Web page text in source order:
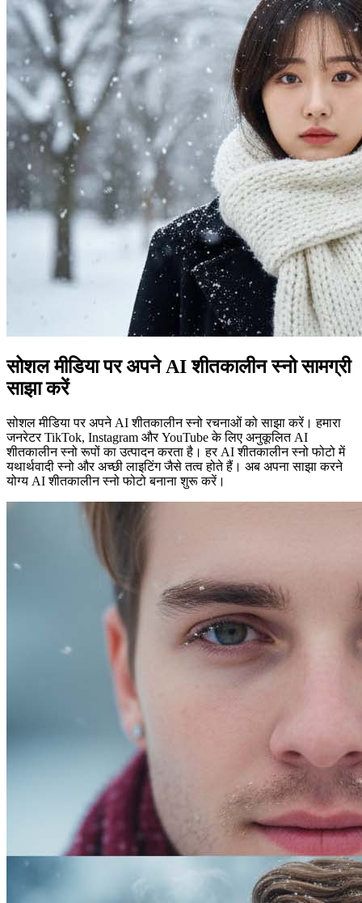
सोशल मीडिया पर अपने AI शीतकालीन स्नो सामग्री
साझा करें
सोशल मीडिया पर अपने AI शीतकालीन स्नो रचनाओं को साझा करें। हमारा
जनरेटर TikTok, Instagram और YouTube के लिए अनुकूलित AI
शीतकालीन स्नो रूपों का उत्पादन करता है। हर AI शीतकालीन स्नो फोटो में
यथार्थवादी स्नो और अच्छी लाइटिंग जैसे तत्व होते हैं। अब अपना साझा करने
योग्य AI शीतकालीन स्नो फोटो बनाना शुरू करें।